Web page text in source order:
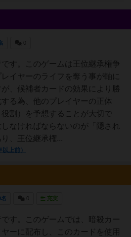
す。このゲームは王位継承権争
イヤーのライフを奪う事が軸に
、候補者カードの効果により勝
る為、他のプレイヤーの正体
役割）を予想することが大切で
なければならないのが「隠され
り、王位継承権...
上前）
名 充実
す。このゲームでは、暗殺カー
ヤーに配布し、このカードを使用